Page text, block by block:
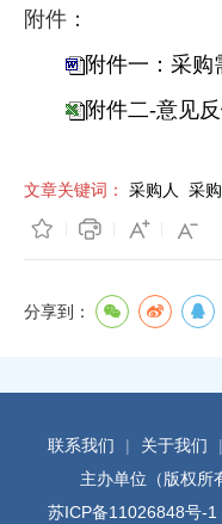
附件：
附件一：采购
附件二-意见
文章关键词： 采购人 采
分享到：
联系我们 | 关于我们 |
主办单位（版权
苏ICP备11026848号-1